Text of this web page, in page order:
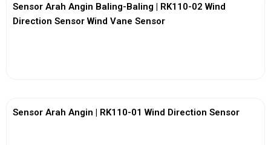
Sensor Arah Angin Baling-Baling | RK110-02 Wind
Direction Sensor Wind Vane Sensor
Sensor Arah Angin | RK110-01 Wind Direction Sensor